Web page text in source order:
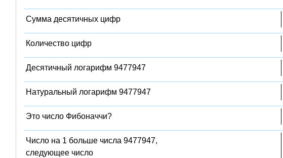
Сумма десятичных цифр
Количество цифр
Десятичный логарифм 9477947
Натуральный логарифм 9477947
Это число Фибоначчи?
Число на 1 больше числа 9477947,
следующее число